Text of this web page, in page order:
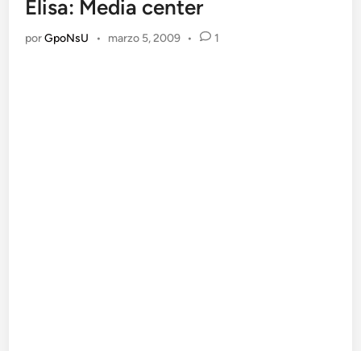
Elisa: Media center
porGpoNsU • marzo 5, 2009 • 1